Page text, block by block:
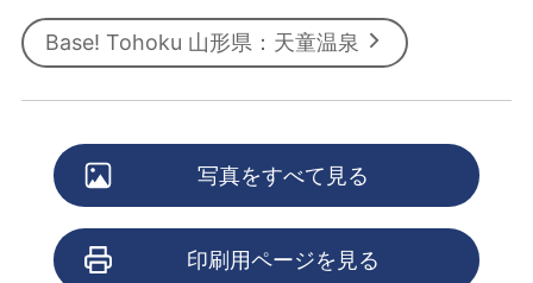
Base! Tohoku 山形県：天童温泉
写真をすべて見る
印刷用ページを見る